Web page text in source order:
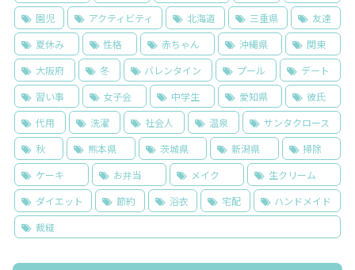
園児
アクティビティ 北海道 三重県
友達
夏休み
性格 赤ちゃん 沖縄県
関東
大阪府
冬 バレンタイン プール
デート
習い事
女子会 中学生 愛知県
彼氏
代用
洗濯 社会人 温泉
サンタクロース
秋
熊本県 茨城県 新潟県
掃除
ケーキ
お弁当 メイク
生クリーム
ダイエット
節約 浴衣 宅配
ハンドメイド
裁縫